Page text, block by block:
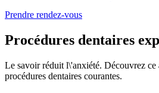
Prendre rendez-vous
Procédures dentaires
Le savoir réduit l\'anxiété. Découvrez ce
procédures dentaires courantes.